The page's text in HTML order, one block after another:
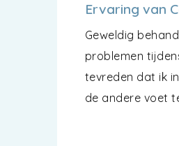
Ervaring van
Geweldig
problemen
tevreden dat ik
de andere voet